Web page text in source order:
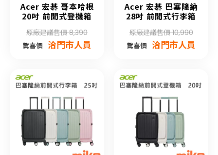
Acer 宏碁 哥本哈根
20吋 前開式登機箱
原廠建議售價 8,390
驚喜價 洽門市人員
Acer 宏碁 巴塞隆納
28吋 前開式行李箱
原廠建議售價 10,990
驚喜價 洽門市人員